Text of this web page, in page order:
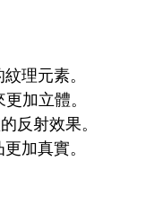
理元素。
加立體。
反射效果。
加真實。